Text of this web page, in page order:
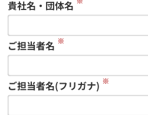
貴社名・団体名
ご担当者名 ※
ご担当者名(フリガナ) ※